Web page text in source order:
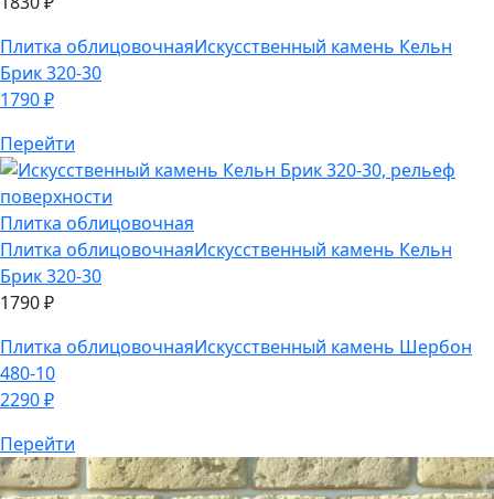
Плитка облицовочная
Плитка облицовочная
Брик 320-30
1790₽
Плитка облицовочная
480-10
2290₽